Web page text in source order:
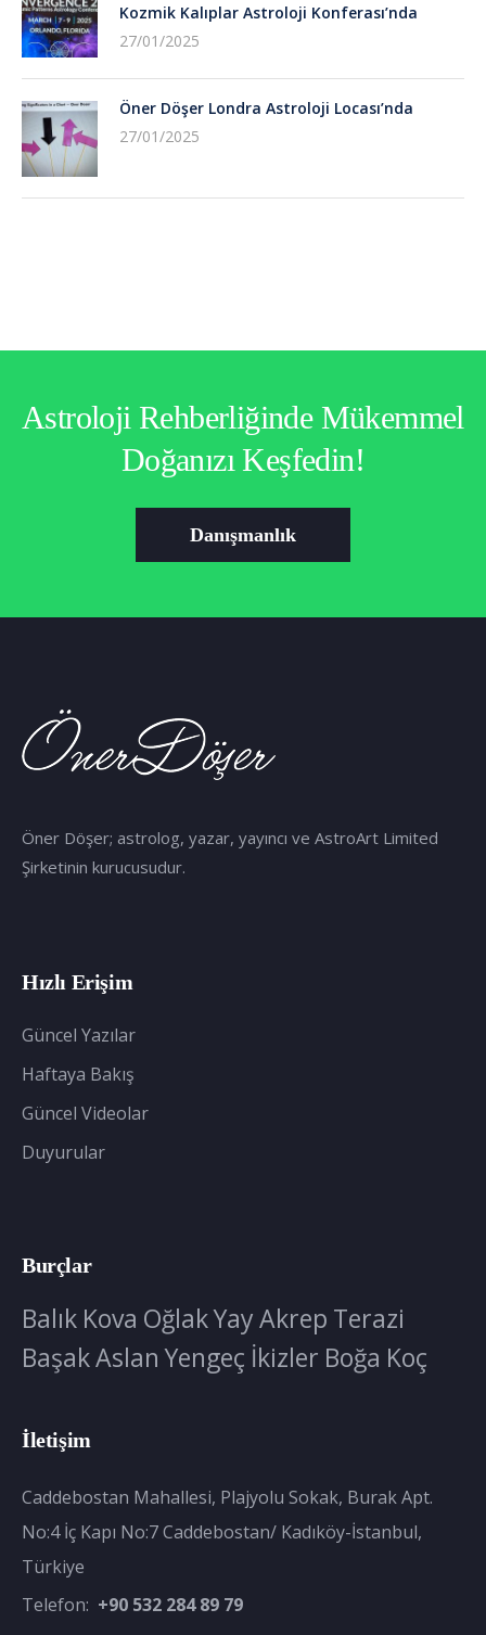
Kozmik Kalıplar Astroloji Konferası’nda
27/01/2025
Öner Döşer Londra Astroloji Locası’nda
27/01/2025
Astroloji Rehberliğinde Mükemmel
Doğanızı Keşfedin!
Danışmanlık
Öner Döşer; astrolog, yazar, yayıncı ve AstroArt Limited
Şirketinin kurucusudur.
Hızlı Erişim
Güncel Yazılar
Haftaya Bakış
Güncel Videolar
Duyurular
Burçlar
Balık Kova OğlakYayAkrep Terazi
BaşakAslan Yengeç İkizler Boğa Koç
İletişim
Caddebostan Mahallesi, Plajyolu Sokak, Burak Apt.
No:4 İç Kapı No:7 Caddebostan/ Kadıköy-İstanbul,
Türkiye
Telefon: +90 532 284 89 79